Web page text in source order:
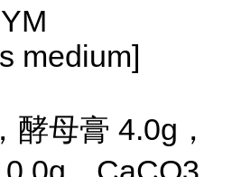
medium]
酵母膏 4.0g，